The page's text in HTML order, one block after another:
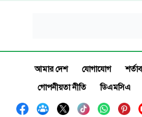
আমার দেশ যোগাযোগ
গোপনীয়তা নীতি
ডিএমসিএ